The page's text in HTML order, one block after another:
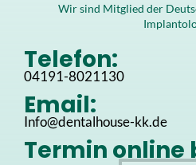
Wir sind Mitglied der
Telefon:
04191-8021130
Email:
Info@dentalhouse-kk.de
Termin online